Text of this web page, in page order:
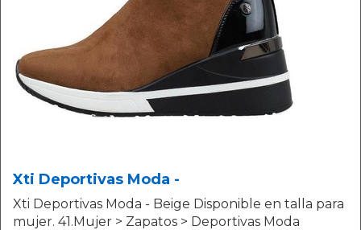
Xti Deportivas Moda -
Xti Deportivas Moda - Beige Disponible en talla para
mujer. 41.Mujer > Zapatos > Deportivas Moda